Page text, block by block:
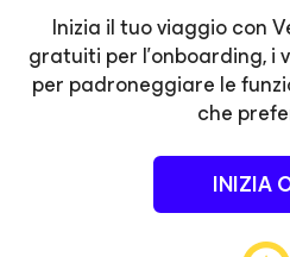
Inizia il tuo viaggio con
gratuiti per l'onboarding, i
per padroneggiare le
che
INIZIA